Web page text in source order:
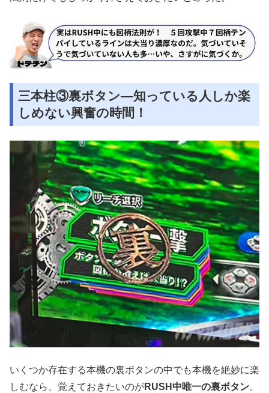
三本柱③裏ボタン―知っている人しか楽
しめない興奮の時間！
いくつか存在する本機の裏ボタンの中でも本機を絶妙に楽
しむなら、覚えておきたいのがRUSH中唯一の裏ボタン。